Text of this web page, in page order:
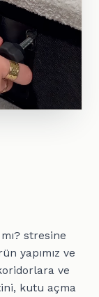
stresine
yapımız ve
ve
kutu açma